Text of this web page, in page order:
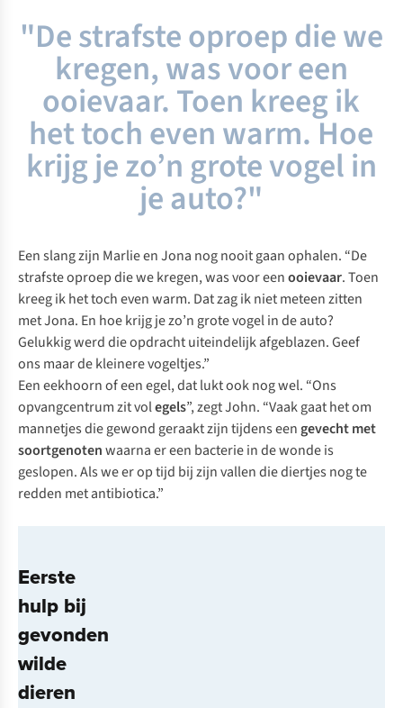
"De strafste oproep die we
kregen, was voor een
ooievaar. Toen kreeg ik
het toch even warm. Hoe
krijg je zo’n grote vogel in
je auto?"
Een slang zijn Marlie en Jona nog nooit gaan ophalen. “De
strafste oproep die we kregen, was voor eenooievaar. Toen
kreeg ik het toch even warm. Dat zag ik niet meteen zitten
met Jona. En hoe krijg je zo’n grote vogel in de auto?
Gelukkig werd die opdracht uiteindelijk afgeblazen. Geef
ons maar de kleinere vogeltjes.”
Een eekhoorn of een egel, dat lukt ook nog wel. “Ons
opvangcentrum zit volegels”, zegt John. “Vaak gaat het om
mannetjes die gewond geraakt zijn tijdens een gevecht met
soortgenotenwaarna er een bacterie in de wonde is
geslopen. Als we er op tijd bij zijn vallen die diertjes nog te
redden met antibiotica.”
Eerste
hulp bij
gevonden
wilde
dieren